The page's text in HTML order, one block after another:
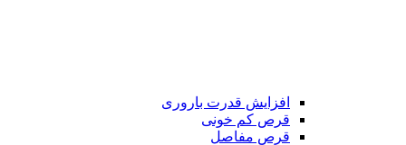
افزایش قدرت باروری
قرص کم خونی
قرص مفاصل